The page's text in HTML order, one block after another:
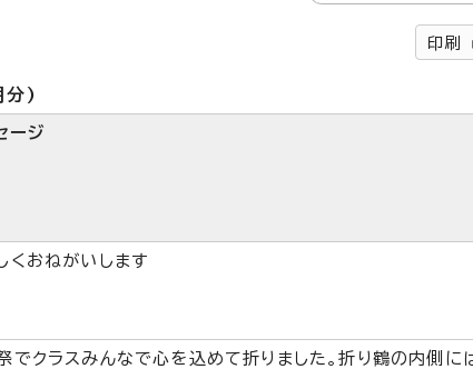
印刷
分)
ージ
くおねがいします
でクラスみんなで心を込めて折りました。折り鶴の内側